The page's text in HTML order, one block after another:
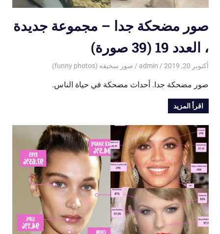
صور مضحكة جدا – مجموعة جديدة
، العدد 19 (39 صورة)
أكتوبر 20, 2019 admin صور سخيفه (funny photos)
صور مضحكة جدا. أحداث مضحكة في حياة الناس.
اقرأ المزيد